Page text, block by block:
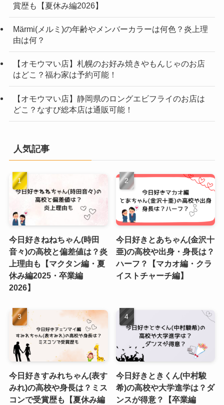
賞歴も【夏休み編2026】
Märmi(メルミ)の年齢やメンバーカラーは何色？炎上理
由は何？
【オモウマい店】札幌のお好み焼きやもんじゃのお店
はどこ？福わ家は予約可能！
【オモウマい店】静岡県のロングエビフライのお店は
どこ？なすび総本店は通販可能！
人気記事
今日好きねねちゃん(時田
音々)の高校と偏差値は？炎
上理由も【マクタン編・夏
休み編2025・卒業編
2026】
今日好きとあちゃん(金沢十
亜)の高校や出身・身長は？
ハーフ？【マカオ編・クラ
イストチャーチ編】
今日好きすみれちゃん(表す
みれ)の高校や身長は？ミス
コンで受賞歴も【夏休み編
今日好きときくん(中村駿
希)の高校や大学進学は？ダ
ンスが得意？【卒業編